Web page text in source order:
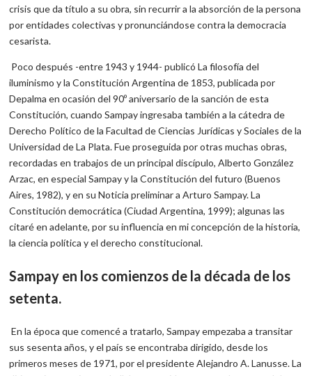
crisis que da título a su obra, sin recurrir a la absorción de la persona
por entidades colectivas y pronunciándose contra la democracia
cesarista.
Poco después -entre 1943 y 1944- publicó La filosofía del
iluminismo y la Constitución Argentina de 1853, publicada por
Depalma en ocasión del 90º aniversario de la sanción de esta
Constitución, cuando Sampay ingresaba también a la cátedra de
Derecho Político de la Facultad de Ciencias Jurídicas y Sociales de la
Universidad de La Plata. Fue proseguida por otras muchas obras,
recordadas en trabajos de un principal discípulo, Alberto González
Arzac, en especial Sampay y la Constitución del futuro (Buenos
Aires, 1982), y en su Noticia preliminar a Arturo Sampay. La
Constitución democrática (Ciudad Argentina, 1999); algunas las
citaré en adelante, por su influencia en mi concepción de la historia,
la ciencia política y el derecho constitucional.
Sampay en los comienzos de la década de los
setenta.
En la época que comencé a tratarlo, Sampay empezaba a transitar
sus sesenta años, y el país se encontraba dirigido, desde los
primeros meses de 1971, por el presidente Alejandro A. Lanusse. La